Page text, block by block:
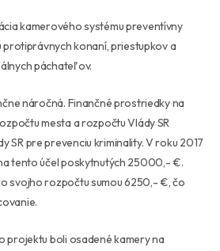
kamerového systému preventívny
protiprávnych konaní, priestupkov a
páchateľov.
náročná. Finančné prostriedky na
mesta a rozpočtu Vlády SR
SR pre prevenciu kriminality. V roku 2017
tento účel poskytnutých 25000,- €.
svojho rozpočtu sumou 6250,- €, čo
boli osadené kamery na